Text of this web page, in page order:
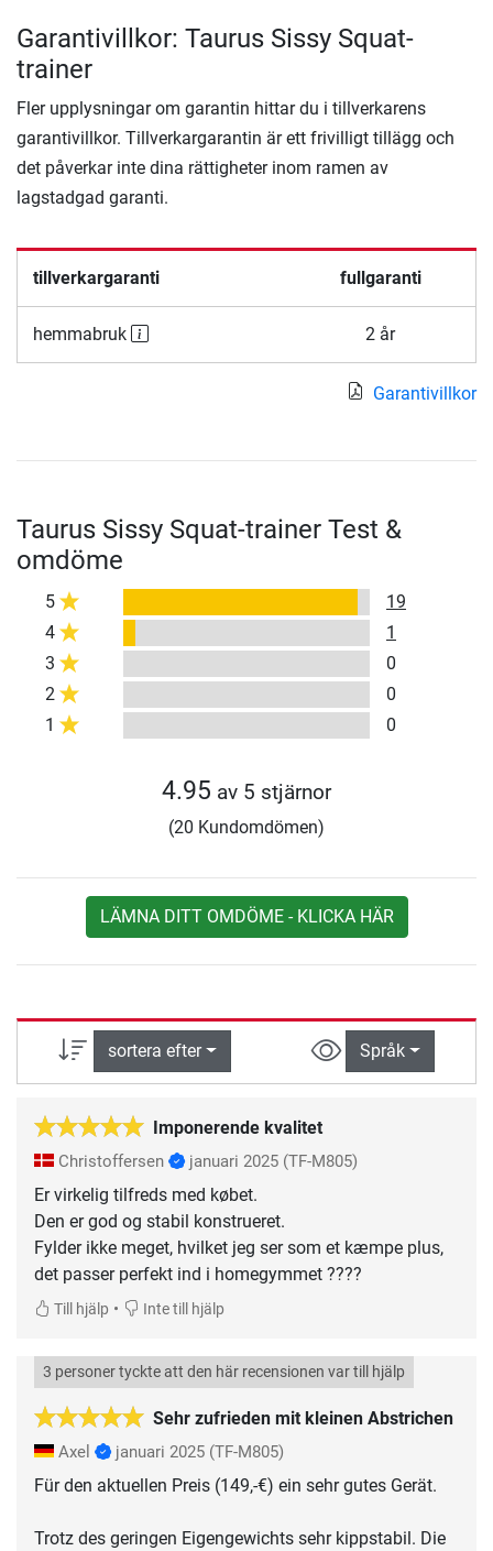
Garantivillkor: Taurus Sissy Squat-
trainer
Fler upplysningar om garantin hittar du i tillverkarens
garantivillkor. Tillverkargarantin är ett frivilligt tillägg och
det påverkar inte dina rättigheter inom ramen av
lagstadgad garanti.
tillverkargaranti fullgaranti
hemmabruk 2 år
Garantivillkor
Taurus Sissy Squat-trainer Test &
omdöme
5
19
4
1
3
0
2
0
1
0
4.95 av 5 stjärnor
(20 Kundomdömen)
LÄMNA DITT OMDÖME - KLICKA HÄR
sortera efter Språk
Imponerende kvalitet
Christoffersen januari 2025 (TF-M805)
Er virkelig tilfreds med købet.
Den er god og stabil konstrueret.
Fylder ikke meget, hvilket jeg ser som et kæmpe plus,
det passer perfekt ind i homegymmet ????
Till hjälp • Inte till hjälp
Sehr zufrieden mit kleinen Abstrichen
3 personer tyckte att den här recensionen var till hjälp
Axel januari 2025 (TF-M805)
Für den aktuellen Preis (149,-€) ein sehr gutes Gerät.
Trotz des geringen Eigengewichts sehr kippstabil. Die